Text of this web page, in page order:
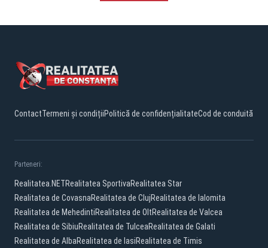
ContactTermeni și condițiiPolitică de confidențialitateCod de conduită
Parteneri:
Realitatea.NETRealitatea SportivaRealitatea Star
Realitatea de CovasnaRealitatea de ClujRealitatea de Ialomita
Realitatea de MehedintiRealitatea de OltRealitatea de Valcea
Realitatea de SibiuRealitatea de TulceaRealitatea de Galati
Realitatea de AlbaRealitatea de IasiRealitatea de Timis